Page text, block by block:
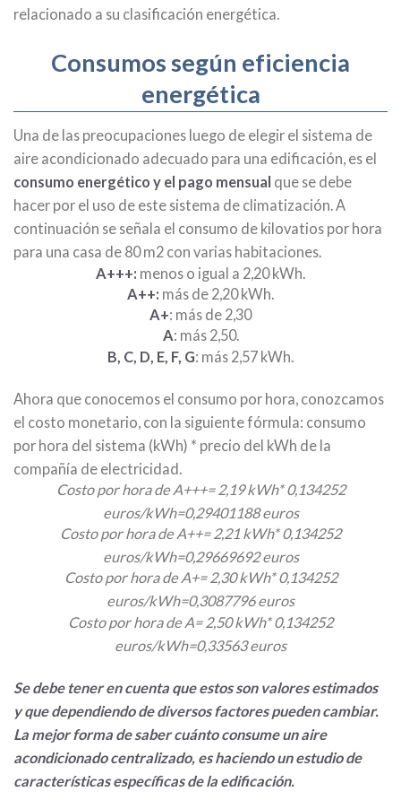
relacionado a su clasificación energética.
Consumos según eficiencia
energética
Una de las preocupaciones luego de elegir el sistema de
aire acondicionado adecuado para una edificación, es el
consumo energético y el pago mensual que se debe
hacer por el uso de este sistema de climatización. A
continuación se señala el consumo de kilovatios por hora
para una casa de 80 m2 con varias habitaciones.
A+++: menos o igual a 2,20 kWh.
A++: más de 2,20 kWh.
A+: más de 2,30
A: más 2,50.
B, C, D, E, F, G: más 2,57 kWh.
Ahora que conocemos el consumo por hora, conozcamos
el costo monetario, con la siguiente fórmula: consumo
por hora del sistema (kWh) * precio del kWh de la
compañía de electricidad.
Costo por hora de A+++= 2,19 kWh* 0,134252
euros/kWh=0,29401188 euros
Costo por hora de A++= 2,21 kWh* 0,134252
euros/kWh=0,29669692 euros
Costo por hora de A+= 2,30 kWh* 0,134252
euros/kWh=0,3087796 euros
Costo por hora de A= 2,50 kWh* 0,134252
euros/kWh=0,33563 euros
Se debe tener en cuenta que estos son valores estimados
y que dependiendo de diversos factores pueden cambiar.
La mejor forma de saber cuánto consume un aire
acondicionado centralizado, es haciendo un estudio de
características específicas de la edificación.